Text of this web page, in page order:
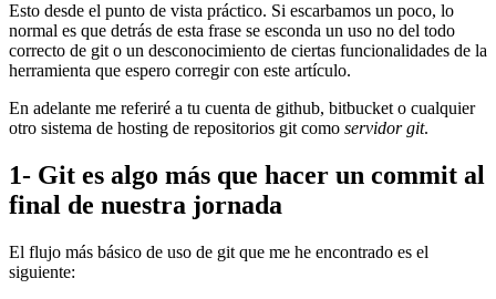
Esto desde el punto de vista práctico. Si escarbamos un poco, lo
normal es que detrás de esta frase se esconda un uso no del todo
correcto de git o un desconocimiento de ciertas funcionalidades de la
herramienta que espero corregir con este artículo.
En adelante me referiré a tu cuenta de github, bitbucket o cualquier
otro sistema de hosting de repositorios git como servidor git.
1- Git es algo más que hacer un commit al
final de nuestra jornada
El flujo más básico de uso de git que me he encontrado es el
siguiente: